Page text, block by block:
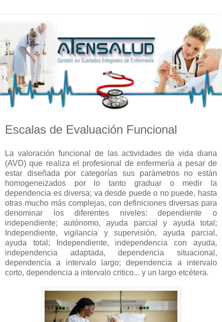
Escalas de Evaluación Funcional
La valoración funcional de las actividades de vida diaria
(AVD) que realiza el profesional de enfermería a pesar de
estar diseñada por categorías sus parámetros no están
homogeneizados por lo tanto graduar o medir la
dependencia es diversa; va desde puede o no puede, hasta
otras mucho más complejas, con definiciones diversas para
denominar los diferentes niveles: dependiente o
independiente; autónomo, ayuda parcial y ayuda total;
Independiente, vigilancia y supervisión, ayuda parcial,
ayuda total; Independiente, independencia con ayuda,
independencia adaptada, dependencia situacional,
dependencia a intervalo largo; dependencia a intervalo
corto, dependencia a intervalo critico... y un largo etcétera.